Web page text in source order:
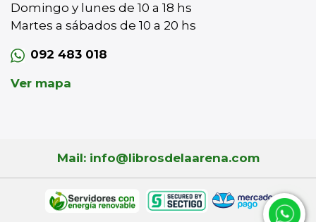
Domingo y lunes de 10 a 18 hs
Martes a sábados de 10 a 20 hs
092 483 018
Ver mapa
Mail: info@librosdelaarena.com